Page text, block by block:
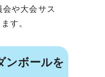
や大会サス
す。
ンボールを